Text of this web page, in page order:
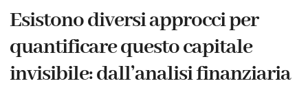
Esistono diversi approcci per
quantificare questo capitale
invisibile: dall’analisi finanziaria